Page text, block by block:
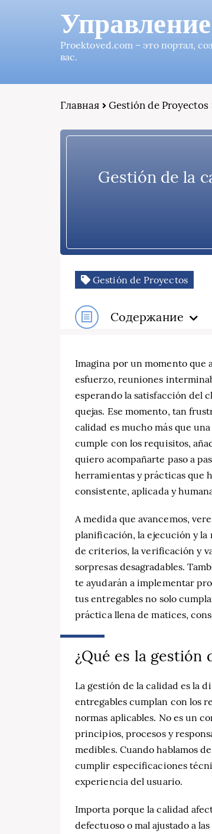
Proektoved.com – это портал,
вас.
Главная Gestión de Proyectos
Gestión de la
Gestión de Proyectos
Содержание
Imagina por un momento que
esfuerzo, reuniones
esperando la satisfacción del
quejas. Ese momento, tan
calidad es mucho más que
cumple con los requisitos,
quiero acompañarte paso a
herramientas y prácticas que
consistente, aplicada y
A medida que avancemos,
planificación, la ejecución y
de criterios, la verificación y
sorpresas desagradables.
te ayudarán a implementar
tus entregables no solo
práctica llena de matices,
¿Qué es la gestión
La gestión de la calidad es la
entregables cumplan con los
normas aplicables. No es un
principios, procesos y
medibles. Cuando hablamos
cumplir especificaciones
experiencia del usuario.
Importa porque la calidad
defectuoso o mal ajustado a